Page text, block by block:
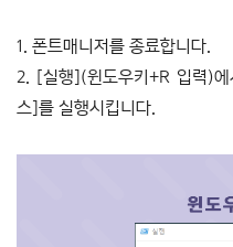
1. 폰트매니저를 종료합니다.
2. [실행](윈도우키+R 입력)
스]를 실행시킵니다.